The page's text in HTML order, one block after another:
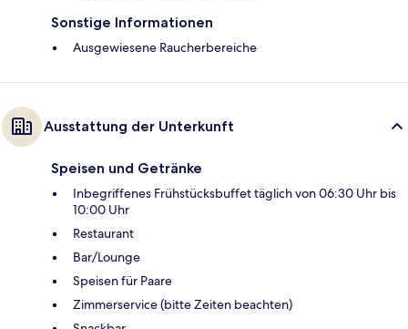
Sonstige Informationen
Ausgewiesene Raucherbereiche
Ausstattung der Unterkunft
Speisen und Getränke
Inbegriffenes Frühstücksbuffet täglich von 06:30 Uhr bis
10:00 Uhr
Restaurant
Bar/Lounge
Speisen für Paare
Zimmerservice (bitte Zeiten beachten)